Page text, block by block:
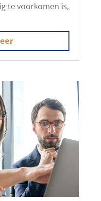
te voorkomen is,